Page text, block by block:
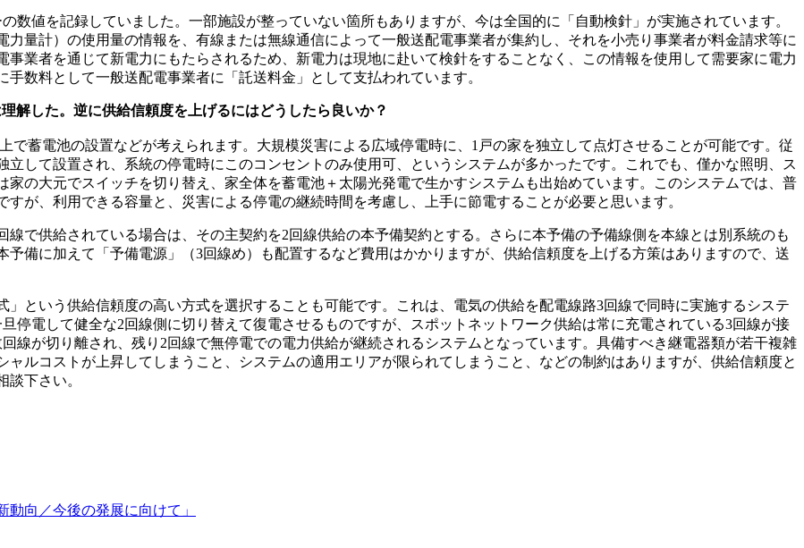
数値を記録していました。一部施設が整っていない箇所もありますが、今は全国的に「自動検針」が実施されています。
量計）の使用量の情報を、有線または無線通信によって一般送配電事業者が集約し、それを小売り事業者が料金請求等に
業者を通じて新電力にもたらされるため、新電力は現地に赴いて検針をすることなく、この情報を使用して需要家に電力
数料として一般送配電事業者に「託送料金」として支払われています。
解した。逆に供給信頼度を上げるにはどうしたら良いか？
蓄電池の設置などが考えられます。大規模災害による広域停電時に、1戸の家を独立して点灯させることが可能です。従
して設置され、系統の停電時にこのコンセントのみ使用可、というシステムが多かったです。これでも、僅かな照明、ス
の大元でスイッチを切り替え、家全体を蓄電池＋太陽光発電で生かすシステムも出始めています。このシステムでは、普
が、利用できる容量と、災害による停電の継続時間を考慮し、上手に節電することが必要と思います。
で供給されている場合は、その主契約を2回線供給の本予備契約とする。さらに本予備の予備線側を本線とは別系統のも
備に加えて「予備電源」（3回線め）も配置するなど費用はかかりますが、供給信頼度を上げる方策はありますので、送
という供給信頼度の高い方式を選択することも可能です。これは、電気の供給を配電線路3回線で同時に実施するシステ
停電して健全な2回線側に切り替えて復電させるものですが、スポットネットワーク供給は常に充電されている3回線が接
線が切り離され、残り2回線で無停電での電力供給が継続されるシステムとなっています。具備すべき継電器類が若干複雑
ルコストが上昇してしまうこと、システムの適用エリアが限られてしまうこと、などの制約はありますが、供給信頼度と
下さい。
向／今後の発展に向けて」